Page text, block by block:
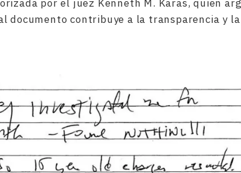
por el juez Kenneth M. Karas, quien
documento contribuye a la transparencia y